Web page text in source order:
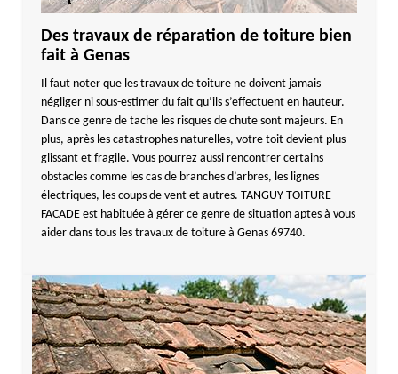
Des travaux de réparation de toiture bien
fait à Genas
Il faut noter que les travaux de toiture ne doivent jamais
négliger ni sous-estimer du fait qu’ils s’effectuent en hauteur.
Dans ce genre de tache les risques de chute sont majeurs. En
plus, après les catastrophes naturelles, votre toit devient plus
glissant et fragile. Vous pourrez aussi rencontrer certains
obstacles comme les cas de branches d’arbres, les lignes
électriques, les coups de vent et autres. TANGUY TOITURE
FACADE est habituée à gérer ce genre de situation aptes à vous
aider dans tous les travaux de toiture à Genas 69740.